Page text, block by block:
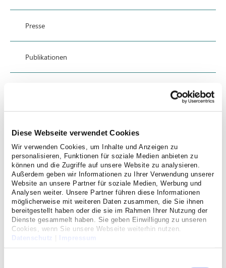
Diese Webseite verwendet Cookies
Wir verwenden Cookies, um Inhalte und Anzeigen zu
personalisieren, Funktionen für soziale Medien anbieten zu
können und die Zugriffe auf unsere Website zu analysieren.
Außerdem geben wir Informationen zu Ihrer Verwendung unserer
Website an unsere Partner für soziale Medien, Werbung und
Analysen weiter. Unsere Partner führen diese Informationen
möglicherweise mit weiteren Daten zusammen, die Sie ihnen
bereitgestellt haben oder die sie im Rahmen Ihrer Nutzung der
Dienste gesammelt haben. Sie geben Einwilligung zu unseren
Cookies, wenn Sie unsere Webseite weiterhin nutzen.
Datenschutz
Impressum
Presse
Publikationen
Datenschutz
Impressum
Seit 150 Jahren im Herzen von
Bergheim